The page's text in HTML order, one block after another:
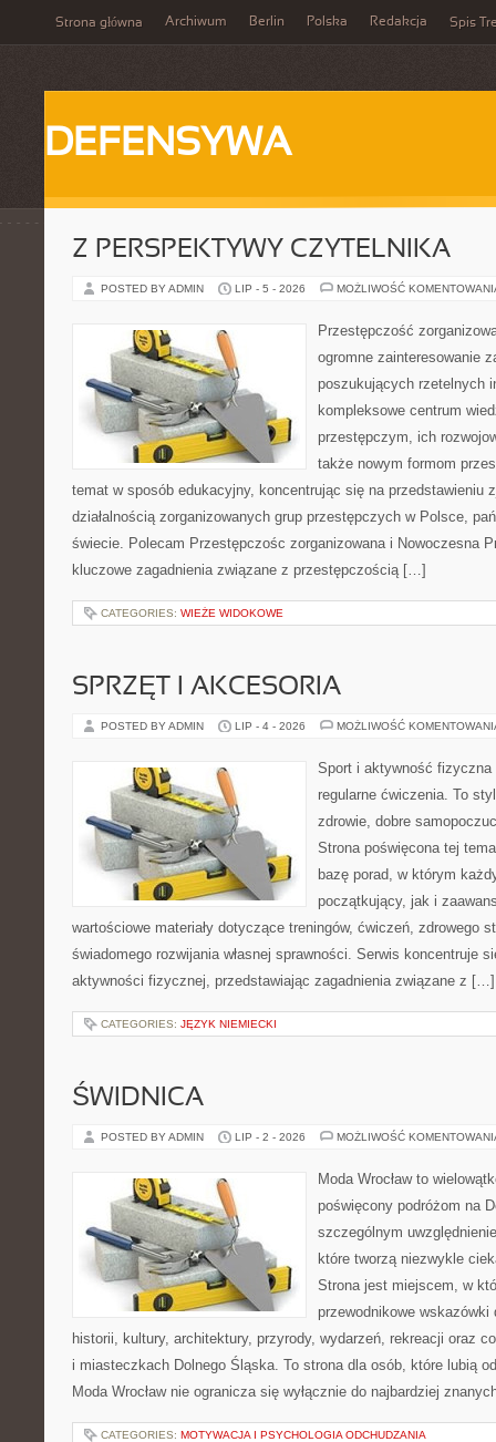
Strona główna Archiwum Berlin Polska Redakcja Spis
DEFENSYWA
Z PERSPEKTYWY CZYTELNIKA
POSTED BY ADMIN LIP - 5 - 2026 MOŻLIWOŚĆ
Przestępczość
ogromne zainteresowanie
poszukujących rzetelnych
kompleksowe centrum
przestępczym, ich
także nowym formom
temat w sposób edukacyjny, koncentrując się na przedstawieniu
działalnością zorganizowanych grup przestępczych w Polsce,
świecie. Polecam Przestępczośc zorganizowana i Nowoczesna
kluczowe zagadnienia związane z przestępczością […]
CATEGORIES: WIEŻE WIDOKOWE
SPRZĘT I AKCESORIA
POSTED BY ADMIN LIP - 4 - 2026 MOŻLIWOŚĆ
Sport i aktywność
regularne ćwiczenia. To
zdrowie, dobre
Strona poświęcona tej
bazę porad, w którym
początkujący, jak i
wartościowe materiały dotyczące treningów, ćwiczeń, zdrowego
świadomego rozwijania własnej sprawności. Serwis koncentruje
aktywności fizycznej, przedstawiając zagadnienia związane z […]
CATEGORIES: JĘZYK NIEMIECKI
ŚWIDNICA
POSTED BY ADMIN LIP - 2 - 2026 MOŻLIWOŚĆ
Moda Wrocław to
poświęcony podróżom na
szczególnym
które tworzą niezwykle
Strona jest miejscem, w
przewodnikowe
historii, kultury, architektury, przyrody, wydarzeń, rekreacji oraz
i miasteczkach Dolnego Śląska. To strona dla osób, które lubią
Moda Wrocław nie ogranicza się wyłącznie do najbardziej
CATEGORIES: MOTYWACJA I PSYCHOLOGIA ODCHUDZANIA